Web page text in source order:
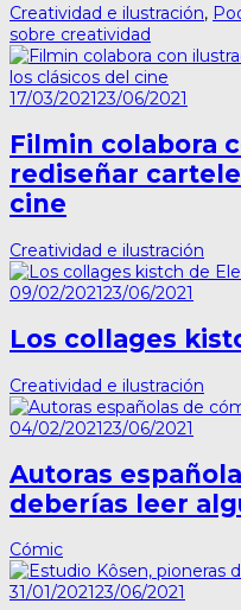
Creatividad e ilustración,
sobre creatividad
17/03/202123/06/2021
Filmin colabora
rediseñar
cine
Creatividad e ilustración
09/02/202123/06/2021
Los collages
Creatividad e ilustración
04/02/202123/06/2021
Autoras
deberías leer
Cómic
31/01/202123/06/2021